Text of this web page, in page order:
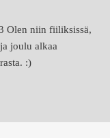
Olen niin fiiliksissä,
joulu alkaa
:)